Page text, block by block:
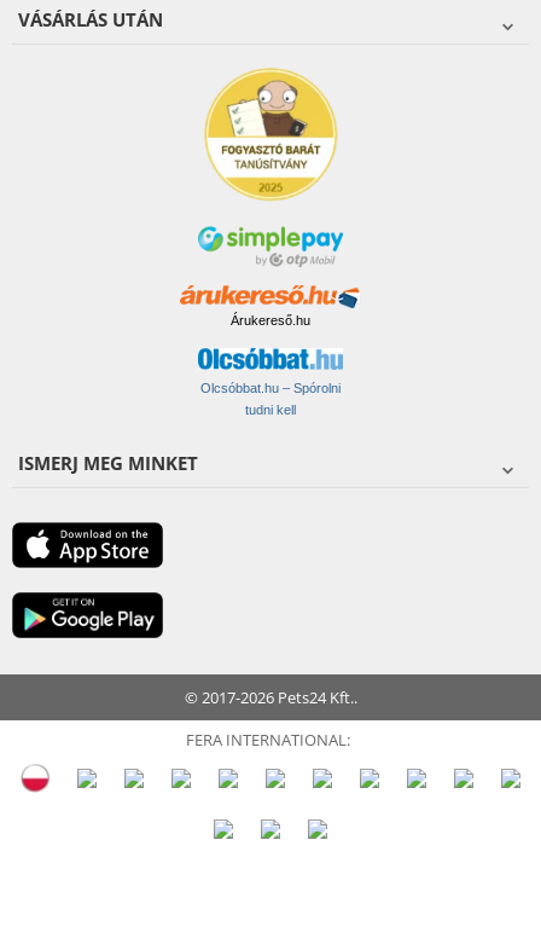
VÁSÁRLÁS UTÁN
Árukereső.hu
Olcsóbbat.hu – Spórolni
tudni kell
ISMERJ MEG MINKET
© 2017-2026 Pets24 Kft..
FERA INTERNATIONAL: